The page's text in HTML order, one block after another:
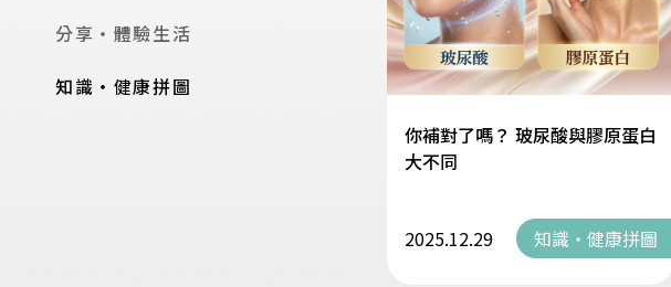
分享・體驗生活
知識・健康拼圖
你補對了嗎？ 玻尿酸與膠原蛋白
大不同
2025.12.29 知識・健康拼圖